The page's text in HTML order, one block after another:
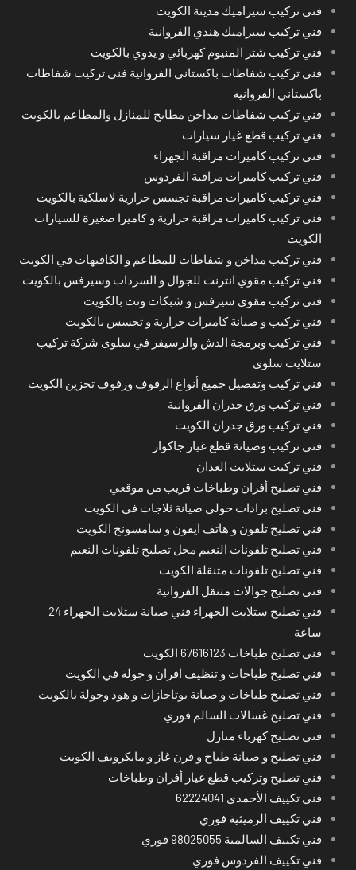
فني تركيب سيراميك مدينة الكويت
فني تركيب سيراميك هندي الفروانية
فني تركيب شتر المنيوم كهربائي و يدوي بالكويت
فني تركيب شفاطات باكستاني الفروانية فني تركيب شفاطات
باكستاني الفروانية
فني تركيب شفاطات مداخن مطابخ للمنازل والمطاعم بالكويت
فني تركيب قطع غيار سيارات
فني تركيب كاميرات مراقبة الجهراء
فني تركيب كاميرات مراقبة الفردوس
فني تركيب كاميرات مراقبة تجسس حرارية لاسلكية بالكويت
فني تركيب كاميرات مراقبة حرارية و كاميرا صغيرة للسيارات
الكويت
فني تركيب مداخن و شفاطات للمطاعم و الكافيهات في الكويت
فني تركيب مقوي انترنت للجوال و السرداب وسيرفس بالكويت
فني تركيب مقوي سيرفس و شبكات ونت بالكويت
فني تركيب و صيانة كاميرات حرارية و تجسس بالكويت
فني تركيب وبرمجة الدش والرسيفر في سلوى شركة تركيب
ستلايت سلوى
فني تركيب وتفصيل جميع أنواع الرفوف ورفوف تخزين الكويت
فني تركيب ورق جدران الفروانية
فني تركيب ورق جدران الكويت
فني تركيب وصيانة قطع غيار جاكوار
فني تركيت ستلايت العدان
فني تصليح أفران وطباخات قريب من موقعي
فني تصليح برادات حولي صيانة ثلاجات في الكويت
فني تصليح تلفون و هاتف ايفون و سامسونج الكويت
فني تصليح تلفونات النعيم محل تصليح تلفونات النعيم
فني تصليح تلفونات متنقلة الكويت
فني تصليح جوالات متنقل الفروانية
فني تصليح ستلايت الجهراء فني صيانة ستلايت الجهراء 24
ساعة
فني تصليح طباخات 67616123 الكويت
فني تصليح طباخات و تنظيف افران و جولة في الكويت
فني تصليح طباخات و صيانة بوتاجازات و هود وجولة بالكويت
فني تصليح غسالات السالم فوري
فني تصليح كهرباء منازل
فني تصليح و صيانة طباخ و فرن غاز و مايكرويف الكويت
فني تصليح وتركيب قطع غيار أفران وطباخات
فني تكييف الأحمدي 62224041
فني تكييف الرميثية فوري
فني تكييف السالمية 98025055 فوري
فني تكييف الفردوس فوري